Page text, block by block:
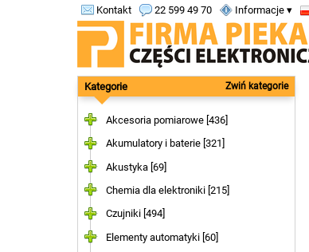
Kontakt 22 599 49 70 Informacje ▾
Kategorie Zwiń kategorie
Akcesoria pomiarowe [436]
Akumulatory i baterie [321]
Akustyka [69]
Chemia dla elektroniki [215]
Czujniki [494]
Elementy automatyki [60]